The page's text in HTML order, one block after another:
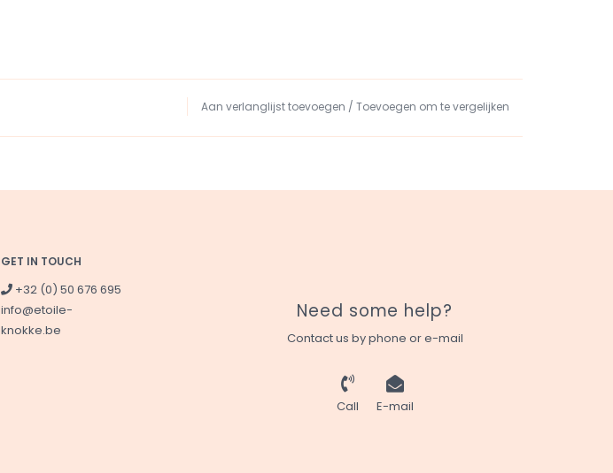
Aan verlanglijst toevoegen / Toevoegen om te vergelijken
GET IN TOUCH
+32 (0) 50 676 695
info@etoile-
knokke.be
Need some help?
Contact us by phone or e-mail
Call E-mail